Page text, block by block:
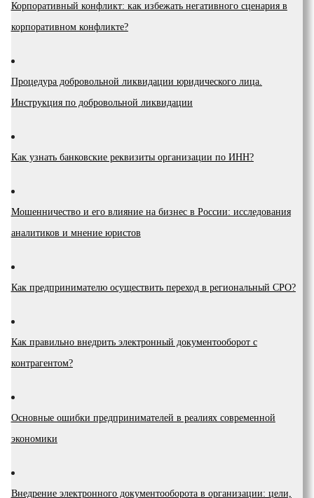
Корпоративный конфликт: как избежать негативного сценария в
корпоративном конфликте?
Процедура добровольной ликвидации юридического лица.
Инструкция по добровольной ликвидации
Как узнать банковские реквизиты организации по ИНН?
Мошенничество и его влияние на бизнес в России: исследования
аналитиков и мнение юристов
Как предпринимателю осуществить переход в региональный СРО?
Как правильно внедрить электронный документооборот с
контрагентом?
Основные ошибки предпринимателей в реалиях современной
экономики
Внедрение электронного документооборота в организации: цели,